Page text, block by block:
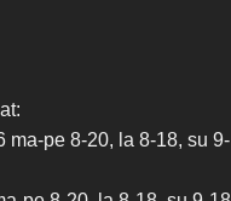
ma-pe 8-20, la 8-18, su 9-